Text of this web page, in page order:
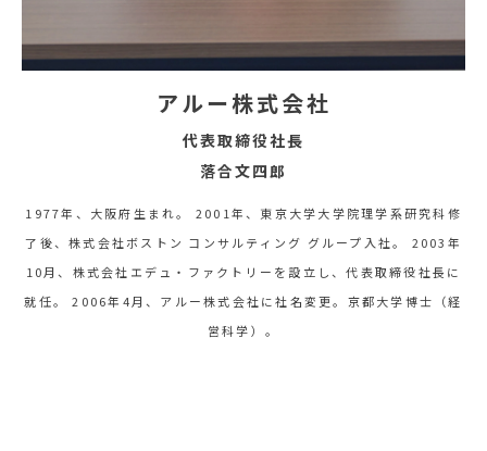
アルー株式会社
代表取締役社長
落合文四郎
1977年、大阪府生まれ。 2001年、東京大学大学院理学系研究科修
了後、株式会社ボストン コンサルティング グループ入社。 2003年
10月、株式会社エデュ・ファクトリーを設立し、代表取締役社長に
就任。 2006年4月、アルー株式会社に社名変更。京都大学博士（経
営科学）。